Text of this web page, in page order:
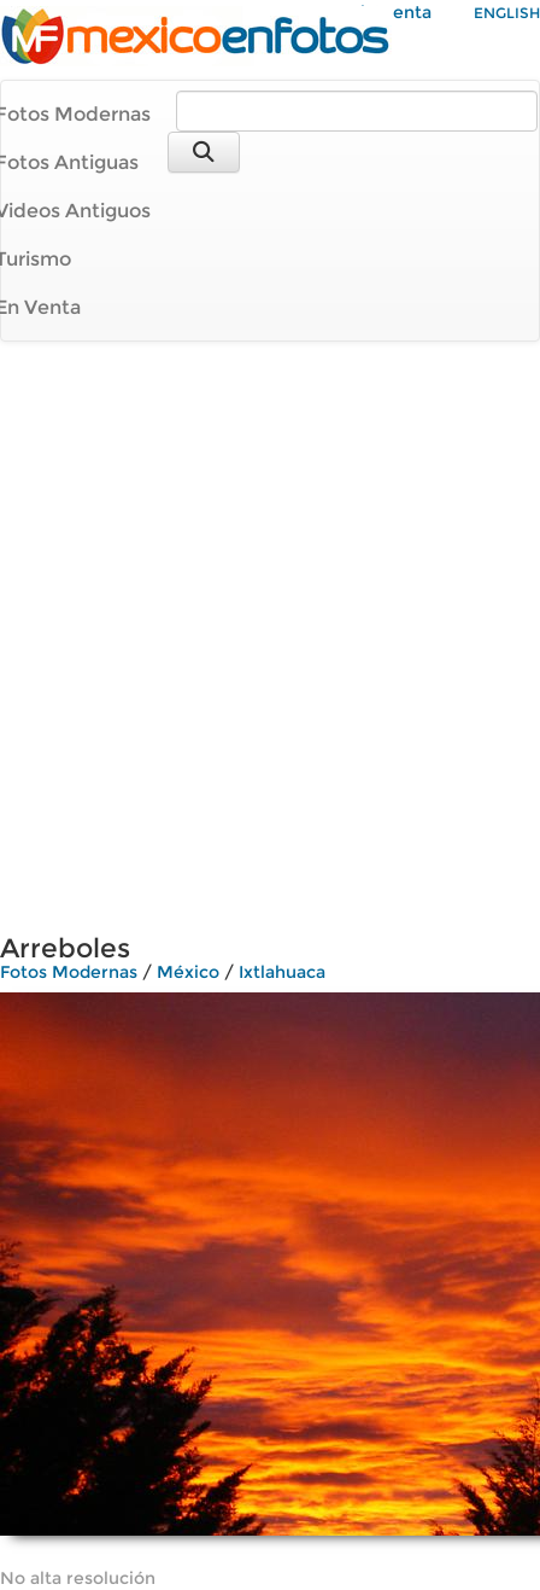
Mi Cuenta ENGLISH
Modernas
Antiguas
Antiguos
Venta
Arreboles
Fotos Modernas / México / Ixtlahuaca
No alta resolución